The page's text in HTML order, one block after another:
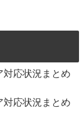
対応状況まとめ
対応状況まとめ